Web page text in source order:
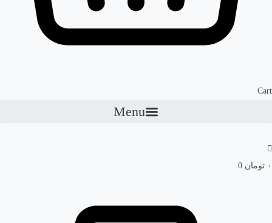
Cart
Menu
۰ تومان 0